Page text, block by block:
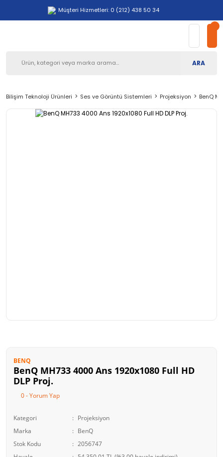
Müşteri Hizmetleri: 0 (212) 438 50 34
ARA
Bilişim Teknoloji Ürünleri Ses ve Görüntü Sistemleri Projeksiyon BenQ
BENQ
BenQ MH733 4000 Ans 1920x1080 Full HD
DLP Proj.
0 - Yorum Yap
Kategori
Projeksiyon
Marka
BenQ
Stok Kodu
2056747